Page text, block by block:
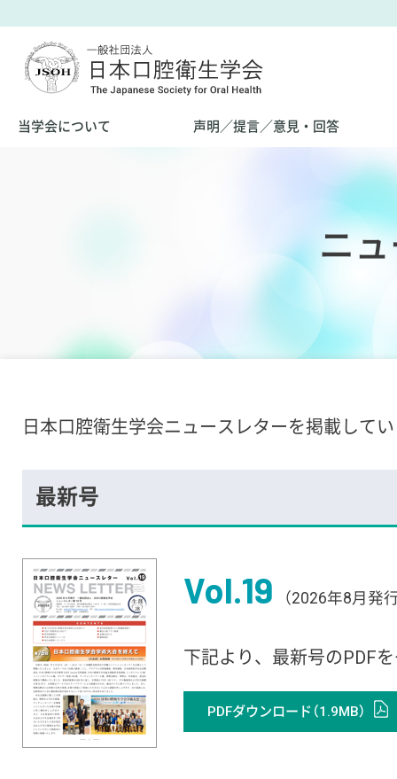
当学会について 声明／提言／意見・回答
ニ
日本口腔衛生学会ニュースレターを掲載して
最新号
Vol.19 （2026年8月発行
下記より、最新号のPDF
PDFダウンロード（1.9MB）